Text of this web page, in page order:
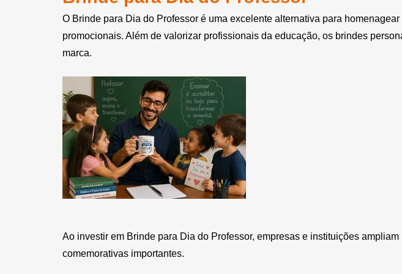
Bola Inflável Personalizada
Bola Montável Personalizada
Bolacha de Chopp
Personalizada
Bolacha Personalizada
Bolas de EVA Personalizadas
Bolas de Vinil Personalizadas
Bolinha Beach Tennis
O Brinde para Dia do Professor é uma excelente alternativa para
promocionais. Além de valorizar profissionais da educação, os brindes
marca.
Ao investir em Brinde para Dia do Professor, empresas e instituições
comemorativas importantes.